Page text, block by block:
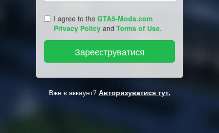
I agree to the GTA5-Mods.com
Privacy Policy and Terms of Use.
Вже є аккаунт? Авторизуватися тут.